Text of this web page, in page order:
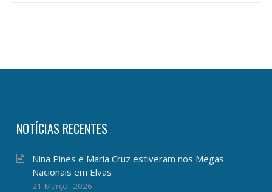
NOTÍCIAS RECENTES
Nina Pines e Maria Cruz estiveram nos Megas
Nacionais em Elvas
21 Março, 2026